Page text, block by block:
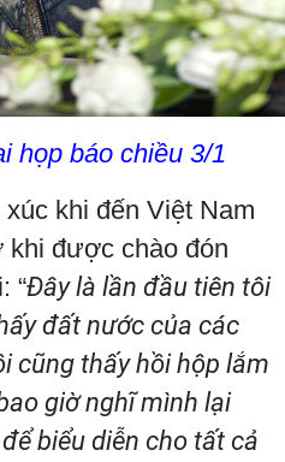
họp báo chiều 3/1
khi đến Việt Nam
được chào đón
“Đây là lần đầu tiên tôi
đất nước của các
cũng thấy hồi hộp lắm
giờ nghĩ mình lại
biểu diễn cho tất cả